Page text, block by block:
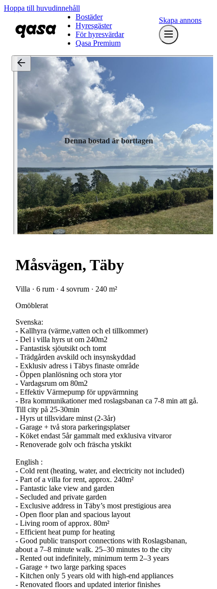
Hoppa till huvudinnehåll
Bostäder
Hyresgäster
För hyresvärdar
Qasa Premium
Skapa annons
Denna bostad är borttagen
Måsvägen, Täby
Villa · 6 rum · 4 sovrum · 240 m²
Omöblerat
Svenska:
- Kallhyra (värme,vatten och el tillkommer)
- Del i villa hyrs ut om 240m2
- Fantastisk sjöutsikt och tomt
- Trädgården avskild och insynskyddad
- Exklusiv adress i Täbys finaste område
- Öppen planlösning och stora ytor
- Vardagsrum om 80m2
- Effektiv Värmepump för uppvärmning
- Bra kommunikationer med roslagsbanan ca 7-8 min att gå.
Till city på 25-30min
- Hyrs ut tillsvidare minst (2-3år)
- Garage + två stora parkeringsplatser
- Köket endast 5år gammalt med exklusiva vitvaror
- Renoverade golv och fräscha ytskikt
English :
- Cold rent (heating, water, and electricity not included)
- Part of a villa for rent, approx. 240m²
- Fantastic lake view and garden
- Secluded and private garden
- Exclusive address in Täby’s most prestigious area
- Open floor plan and spacious layout
- Living room of approx. 80m²
- Efficient heat pump for heating
- Good public transport connections with Roslagsbanan,
about a 7–8 minute walk. 25–30 minutes to the city
- Rented out indefinitely, minimum term 2–3 years
- Garage + two large parking spaces
- Kitchen only 5 years old with high-end appliances
- Renovated floors and updated interior finishes